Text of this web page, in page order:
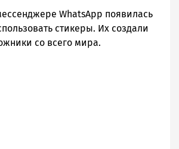
WhatsApp появилась
стикеры. Их создали
со всего мира.